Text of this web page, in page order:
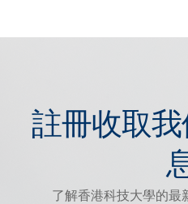
註冊收取
了解香港科技大學的最